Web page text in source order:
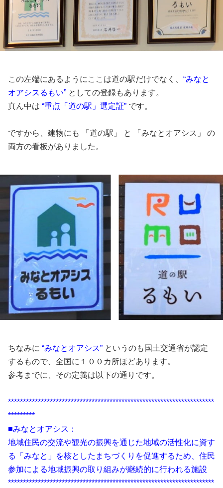
この左端にあるようにここは道の駅だけでなく、 “みなと
オアシスるもい” としての登録もあります。
真ん中は “重点「道の駅」選定証” です。
ですから、建物にも 「道の駅」 と 「みなとオアシス」 の
両方の看板がありました。
ちなみに “みなとオアシス” というのも国土交通省が認定
するもので、全国に１００カ所ほどあります。
参考までに、その定義は以下の通りです。
*********************************************************************
*********
■みなとオアシス：
地域住民の交流や観光の振興を通じた地域の活性化に資す
る「みなと」を核としたまちづくりを促進するため、住民
参加による地域振興の取り組みが継続的に行われる施設
*********************************************************************